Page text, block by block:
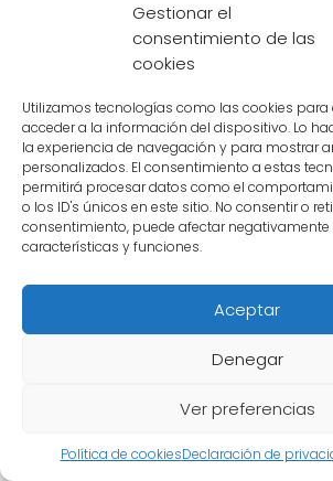
Gestionar el
consentimiento de las
cookies
Utilizamos tecnologías como las cookies
acceder a la información del dispositivo. Lo
la experiencia de navegación y para mostrar
personalizados. El consentimiento a estas
permitirá procesar datos como el
o los ID's únicos en este sitio. No consentir o
consentimiento, puede afectar negativamente
características y funciones.
Aceptar
Denegar
Ver preferencias
Política de cookiesDeclaración de
papel en el universo es
de poder es incomparable. Sin
añade un nivel de misterio y
historia de Dragon Ball.